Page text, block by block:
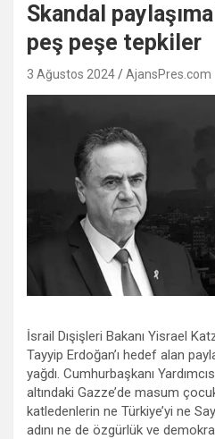
Skandal
peş peşe tepkiler
3 Ağustos 2024 AjansPres.com
İsrail Dışişleri Bakanı Yisrael
Tayyip Erdoğan’ı hedef alan
yağdı. Cumhurbaşkanı
altındaki Gazze’de masum
katledenlerin ne Türkiye’yi ne
adını ne de özgürlük ve